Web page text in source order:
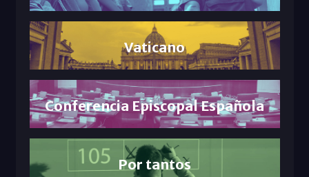
Vaticano
Conferencia Episcopal Española
Por tantos